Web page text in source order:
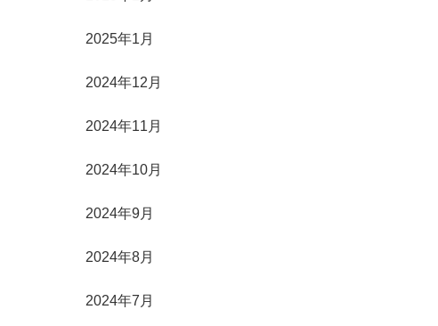
2025年1月
2024年12月
2024年11月
2024年10月
2024年9月
2024年8月
2024年7月